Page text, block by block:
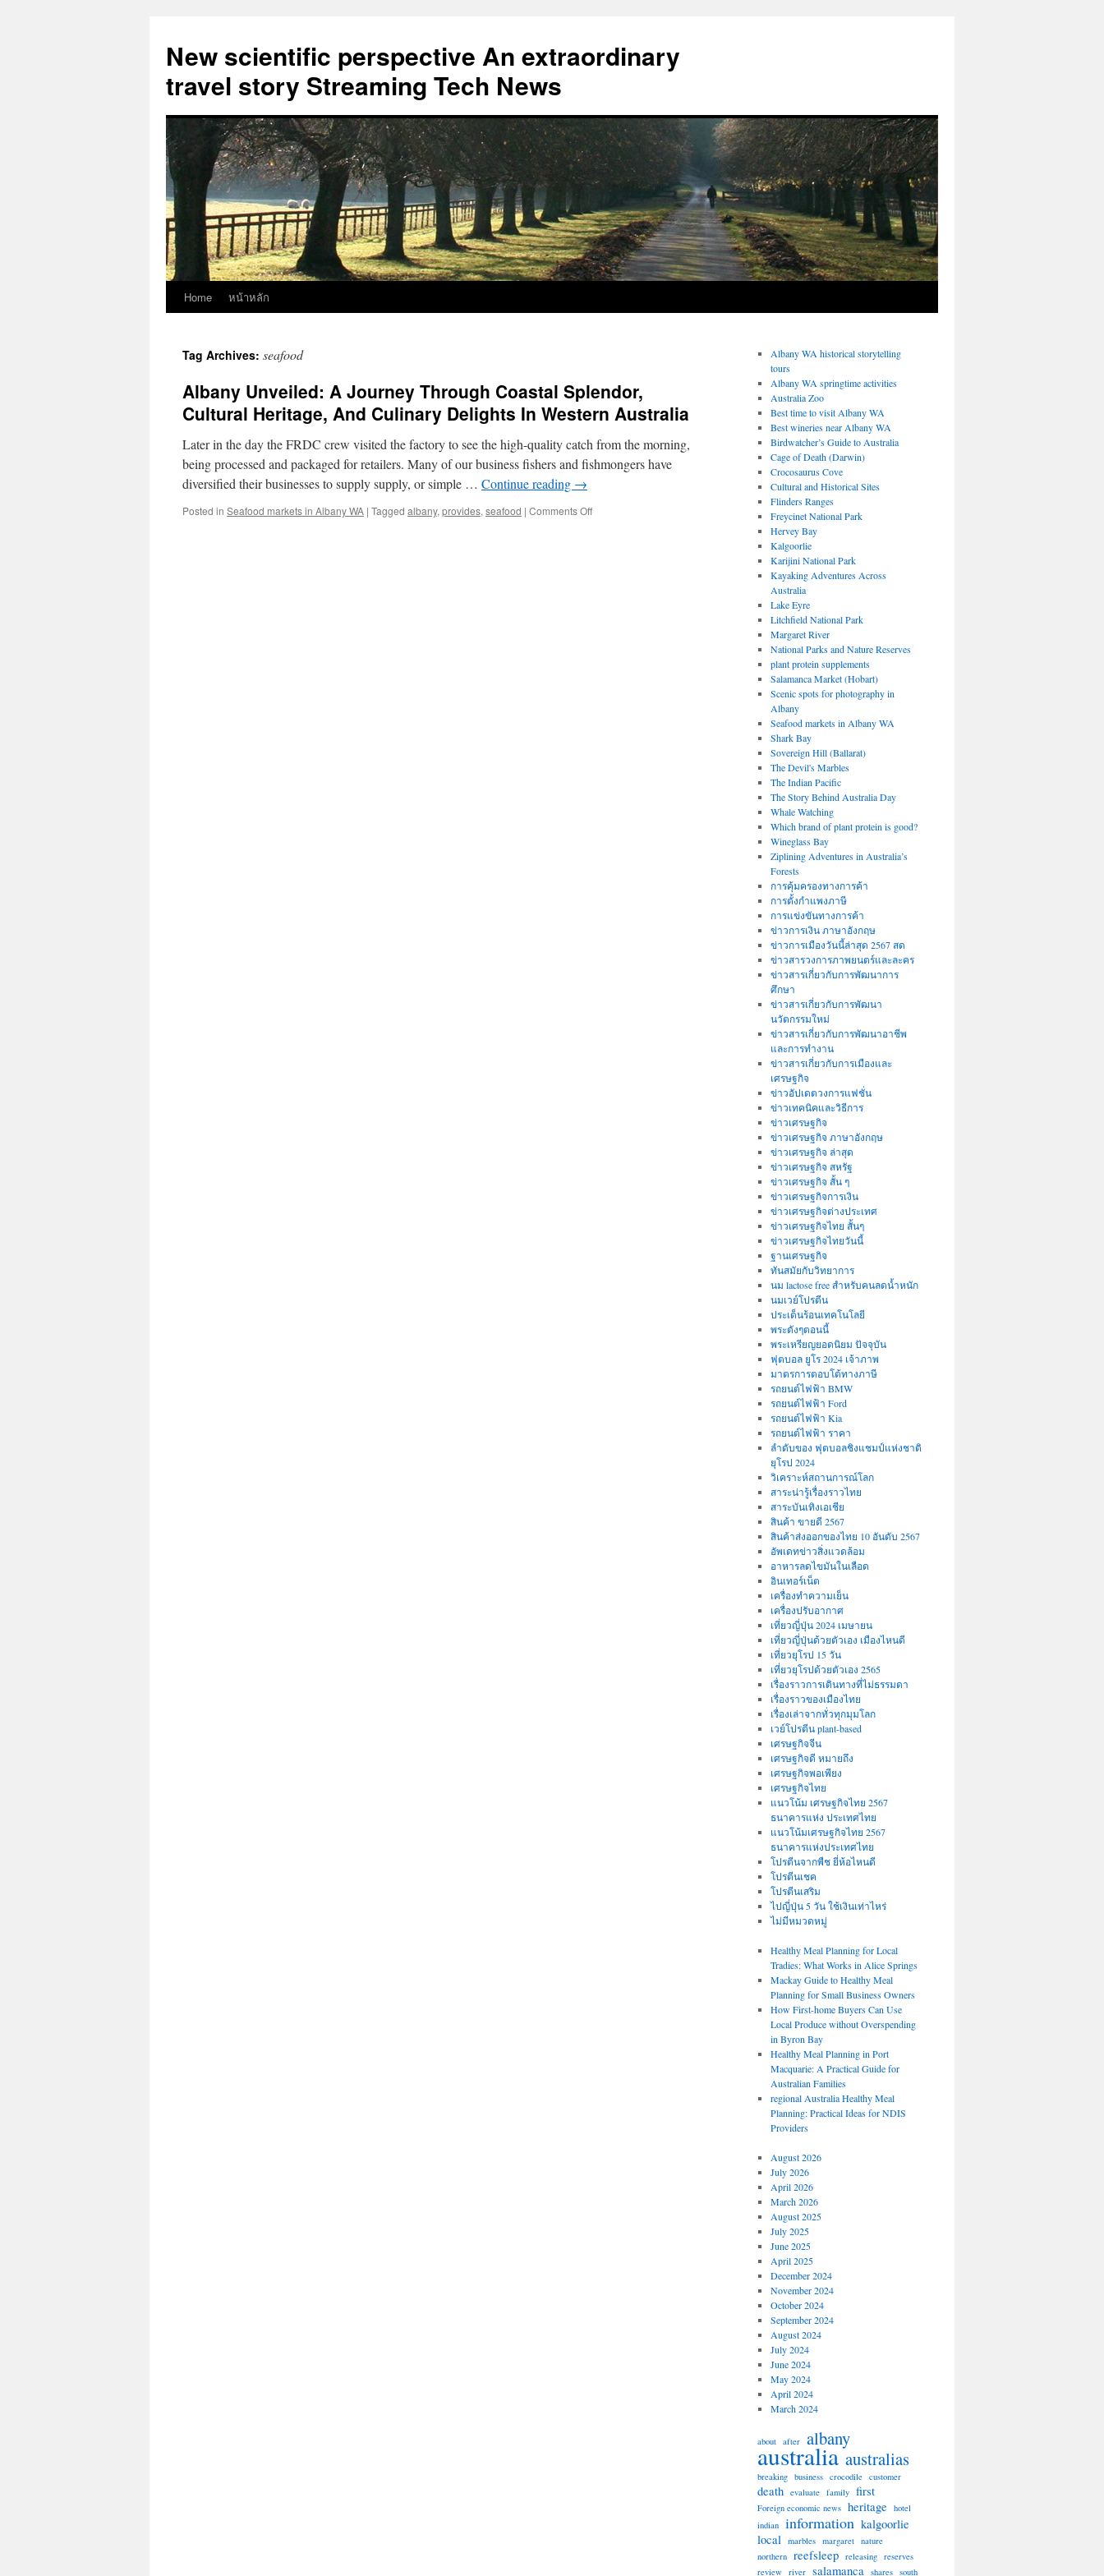
New scientific perspective An extraordinary
travel story Streaming Tech News
Skip
content
Home หน้าหลัก
Tag Archives: seafood
Albany Unveiled: A Journey Through Coastal Splendor,
Cultural Heritage, And Culinary Delights In Western Australia
Later in the day the FRDC crew visited the factory to see the high-quality catch from the morning,
being processed and packaged for retailers. Many of our business fishers and fishmongers have
diversified their businesses to supply supply, or simple … Continue reading →
Posted in Seafood markets in Albany WA | Tagged albany, provides, seafood | Comments Offon
Albany WA historical storytelling
tours
Albany WA springtime activities
Australia Zoo
Best time to visit Albany WA
Best wineries near Albany WA
Birdwatcher’s Guide to Australia
Cage of Death (Darwin)
Crocosaurus Cove
Cultural and Historical Sites
Flinders Ranges
Freycinet National Park
Hervey Bay
Kalgoorlie
Karijini National Park
Kayaking Adventures Across
Australia
Lake Eyre
Litchfield National Park
Margaret River
National Parks and Nature Reserves
plant protein supplements
Salamanca Market (Hobart)
Scenic spots for photography in
Albany
Seafood markets in Albany WA
Shark Bay
Sovereign Hill (Ballarat)
The Devil's Marbles
The Indian Pacific
The Story Behind Australia Day
Whale Watching
Which brand of plant protein is good?
Wineglass Bay
Ziplining Adventures in Australia’s
Forests
การคุ้มครองทางการค้า
การตั้งกำแพงภาษี
การแข่งขันทางการค้า
ข่าวการเงิน ภาษาอังกฤษ
ข่าวการเมืองวันนี้ล่าสุด 2567 สด
ข่าวสารวงการภาพยนตร์และละคร
ข่าวสารเกี่ยวกับการพัฒนาการ
ศึกษา
ข่าวสารเกี่ยวกับการพัฒนา
นวัตกรรมใหม่
ข่าวสารเกี่ยวกับการพัฒนาอาชีพ
และการทำงาน
ข่าวสารเกี่ยวกับการเมืองและ
เศรษฐกิจ
ข่าวอัปเดตวงการแฟชั่น
ข่าวเทคนิคและวิธีการ
ข่าวเศรษฐกิจ
ข่าวเศรษฐกิจ ภาษาอังกฤษ
ข่าวเศรษฐกิจ ล่าสุด
ข่าวเศรษฐกิจ สหรัฐ
ข่าวเศรษฐกิจ สั้น ๆ
ข่าวเศรษฐกิจการเงิน
ข่าวเศรษฐกิจต่างประเทศ
ข่าวเศรษฐกิจไทย สั้นๆ
ข่าวเศรษฐกิจไทยวันนี้
ฐานเศรษฐกิจ
ทันสมัยกับวิทยาการ
นม lactose free สำหรับคนลดน้ำหนัก
นมเวย์โปรตีน
ประเด็นร้อนเทคโนโลยี
พระดังๆตอนนี้
พระเหรียญยอดนิยม ปัจจุบัน
ฟุตบอล ยูโร 2024 เจ้าภาพ
มาตรการตอบโต้ทางภาษี
รถยนต์ไฟฟ้า BMW
รถยนต์ไฟฟ้า Ford
รถยนต์ไฟฟ้า Kia
รถยนต์ไฟฟ้า ราคา
ลำดับของ ฟุตบอลชิงแชมป์แห่งชาติ
ยุโรป 2024
วิเคราะห์สถานการณ์โลก
สาระน่ารู้เรื่องราวไทย
สาระบันเทิงเอเชีย
สินค้า ขายดี 2567
สินค้าส่งออกของไทย 10 อันดับ 2567
อัพเดทข่าวสิ่งแวดล้อม
อาหารลดไขมันในเลือด
อินเทอร์เน็ต
เครื่องทำความเย็น
เครื่องปรับอากาศ
เที่ยวญี่ปุ่น 2024 เมษายน
เที่ยวญี่ปุ่นด้วยตัวเอง เมืองไหนดี
เที่ยวยุโรป 15 วัน
เที่ยวยุโรปด้วยตัวเอง 2565
เรื่องราวการเดินทางที่ไม่ธรรมดา
เรื่องราวของเมืองไทย
เรื่องเล่าจากทั่วทุกมุมโลก
เวย์โปรตีน plant-based
เศรษฐกิจจีน
เศรษฐกิจดี หมายถึง
เศรษฐกิจพอเพียง
เศรษฐกิจไทย
แนวโน้ม เศรษฐกิจไทย 2567
ธนาคารแห่ง ประเทศไทย
แนวโน้มเศรษฐกิจไทย 2567
ธนาคารแห่งประเทศไทย
โปรตีนจากพืช ยี่ห้อไหนดี
โปรตีนเชค
โปรตีนเสริม
ไปญี่ปุ่น 5 วัน ใช้เงินเท่าไหร่
ไม่มีหมวดหมู่
Healthy Meal Planning for Local
Tradies: What Works in Alice Springs
Mackay Guide to Healthy Meal
Planning for Small Business Owners
How First-home Buyers Can Use
Local Produce without Overspending
in Byron Bay
Healthy Meal Planning in Port
Macquarie: A Practical Guide for
Australian Families
regional Australia Healthy Meal
Planning: Practical Ideas for NDIS
Providers
August 2026
July 2026
April 2026
March 2026
August 2025
July 2025
June 2025
April 2025
December 2024
November 2024
October 2024
September 2024
August 2024
July 2024
June 2024
May 2024
April 2024
March 2024
about after albany
australia australias
breaking business crocodile customer
death evaluate family first
Foreign economic news heritage
hotel
indian information kalgoorlie
local marbles margaret nature
northern reefsleep releasing reserves
review river salamanca shares south